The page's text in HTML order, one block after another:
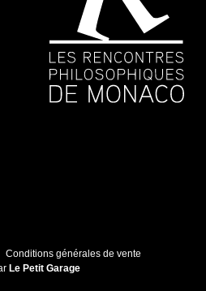
Conditions générales de vente
Le Petit Garage